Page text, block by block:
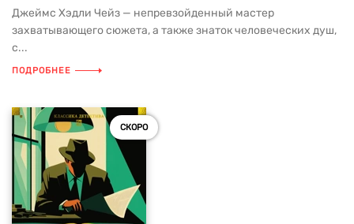
Джеймс Хэдли Чейз — непревзойденный мастер
захватывающего сюжета, а также знаток человеческих душ,
с...
ПОДРОБНЕЕ
СКОРО